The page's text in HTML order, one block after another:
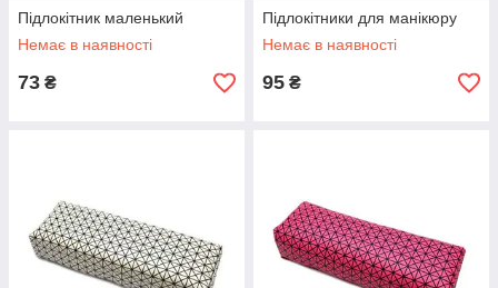
Підлокітник маленький
Немає в наявності
73 ₴
Підлокітники для манікюру
Немає в наявності
95 ₴